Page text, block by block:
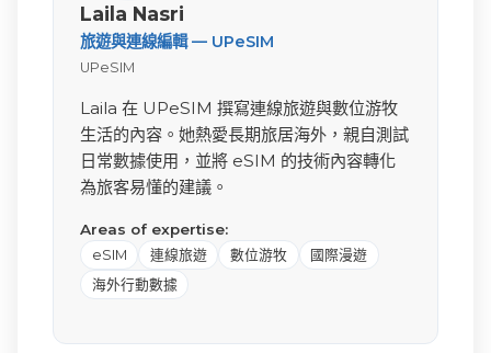
Laila Nasri
旅遊與連線編輯 — UPeSIM
UPeSIM
Laila 在 UPeSIM 撰寫連線旅遊與數位游牧
生活的內容。她熱愛長期旅居海外，親自測試
日常數據使用，並將 eSIM 的技術內容轉化
為旅客易懂的建議。
Areas of expertise:
eSIM 連線旅遊 數位游牧
國際漫遊
海外行動數據